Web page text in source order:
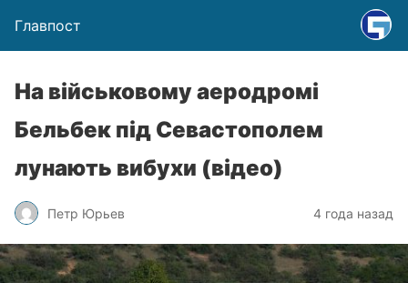
Главпост
На військовому аеродромі
Бельбек під Севастополем
лунають вибухи (відео)
Петр Юрьев 4 года назад